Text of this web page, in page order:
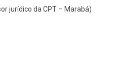
jurídico da CPT – Marabá)